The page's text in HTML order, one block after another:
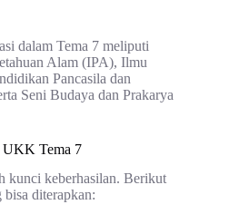
dalam Tema 7 meliputi
Alam (IPA), Ilmu
Pancasila dan
Seni Budaya dan Prakarya
UKK Tema 7
kunci keberhasilan. Berikut
bisa diterapkan: